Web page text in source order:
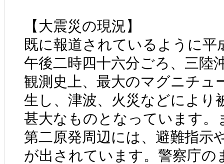
【大震災の現況】
既に報道されているように平
午後二時四十六分ごろ、三陸
観測史上、最大のマグニチュ
生し、津波、火災などにより
甚大なものとなっています。
第二原発周辺には、避難指示
が出されています。警察庁の